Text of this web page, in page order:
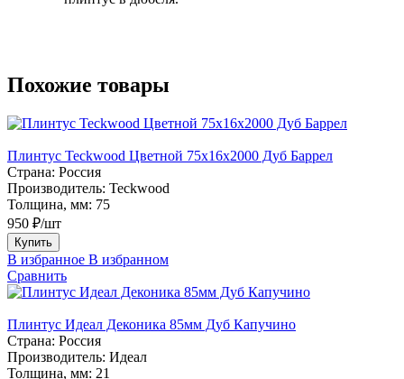
Похожие товары
Плинтус Teckwood Цветной 75х16х2000 Дуб Баррел
Страна: Россия
Производитель: Teckwood
Толщина, мм: 75
950 ₽/шт
Купить
В избранное В избранном
Сравнить
Плинтус Идеал Деконика 85мм Дуб Капучино
Страна: Россия
Производитель: Идеал
Толщина, мм: 21